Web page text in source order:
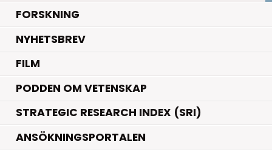
FORSKNING.
NYHETSBREV
FILM
PODDEN OM VETENSKAP
STRATEGIC RESEARCH INDEX (SRI)
ANSÖKNINGSPORTALEN